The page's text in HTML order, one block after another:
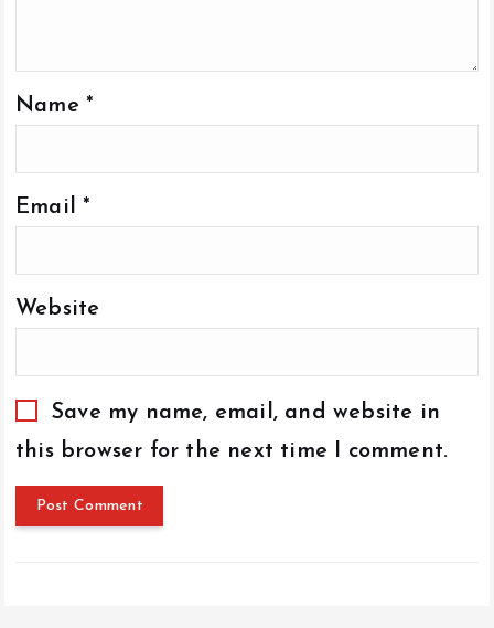
Name *
Email *
Website
Save my name, email, and website in
this browser for the next time I comment.